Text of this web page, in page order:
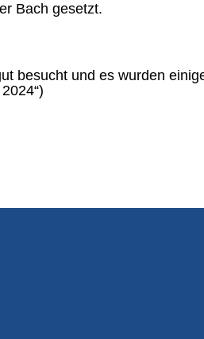
Bach gesetzt.
besucht und es wurden